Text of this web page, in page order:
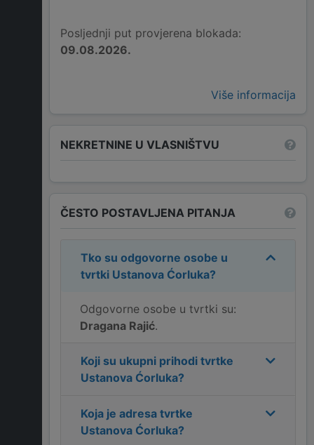
Posljednji put provjerena blokada:
09.08.2026.
Više informacija
NEKRETNINE U VLASNIŠTVU
ČESTO POSTAVLJENA PITANJA
Tko su odgovorne osobe u
tvrtki Ustanova Ćorluka?
Odgovorne osobe u tvrtki su:
Dragana Rajić.
Koji su ukupni prihodi tvrtke
Ustanova Ćorluka?
Koja je adresa tvrtke
Ustanova Ćorluka?